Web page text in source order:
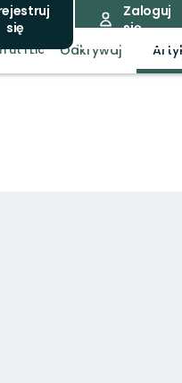
się
Zaloguj
się
ut i Lidingönaturen
Odkrywaj